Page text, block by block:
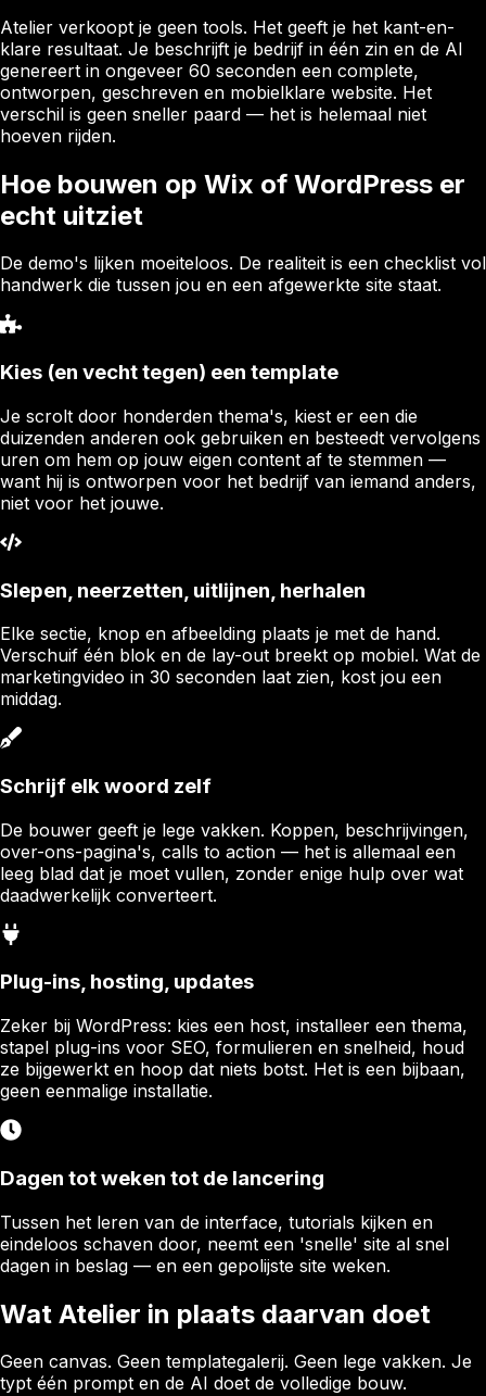
Atelier verkoopt je geen tools. Het geeft je het kant-en-
klare resultaat. Je beschrijft je bedrijf in één zin en de AI
genereert in ongeveer 60 seconden een complete,
ontworpen, geschreven en mobielklare website. Het
verschil is geen sneller paard — het is helemaal niet
hoeven rijden.
Hoe bouwen op Wix of WordPress er
echt uitziet
De demo's lijken moeiteloos. De realiteit is een checklist vol
handwerk die tussen jou en een afgewerkte site staat.
Kies (en vecht tegen) een template
Je scrolt door honderden thema's, kiest er een die
duizenden anderen ook gebruiken en besteedt vervolgens
uren om hem op jouw eigen content af te stemmen —
want hij is ontworpen voor het bedrijf van iemand anders,
niet voor het jouwe.
Slepen, neerzetten, uitlijnen, herhalen
Elke sectie, knop en afbeelding plaats je met de hand.
Verschuif één blok en de lay-out breekt op mobiel. Wat de
marketingvideo in 30 seconden laat zien, kost jou een
middag.
Schrijf elk woord zelf
De bouwer geeft je lege vakken. Koppen, beschrijvingen,
over-ons-pagina's, calls to action — het is allemaal een
leeg blad dat je moet vullen, zonder enige hulp over wat
daadwerkelijk converteert.
Plug-ins, hosting, updates
Zeker bij WordPress: kies een host, installeer een thema,
stapel plug-ins voor SEO, formulieren en snelheid, houd
ze bijgewerkt en hoop dat niets botst. Het is een bijbaan,
geen eenmalige installatie.
Dagen tot weken tot de lancering
Tussen het leren van de interface, tutorials kijken en
eindeloos schaven door, neemt een 'snelle' site al snel
dagen in beslag — en een gepolijste site weken.
Wat Atelier in plaats daarvan doet
Geen canvas. Geen templategalerij. Geen lege vakken. Je
typt één prompt en de AI doet de volledige bouw.